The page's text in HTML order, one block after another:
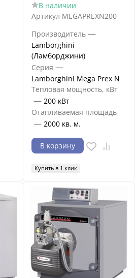
В наличии
Артикул MEGAPREXN200
Производитель —
Lamborghini
(Ламборджини)
Серия —
Lamborghini Mega Prex N
Тепловая мощность, кВт
— 200 кВт
Отапливаемая площадь
— 2000 кв. м.
В корзину
Купить в 1 клик